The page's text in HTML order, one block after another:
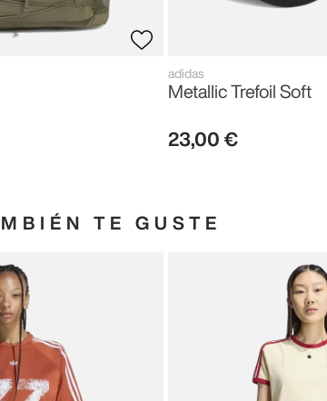
adidas
Metallic Trefoil Soft
23,00 €
TE GUSTE